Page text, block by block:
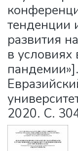
тенденции
развития
в
2020. С.